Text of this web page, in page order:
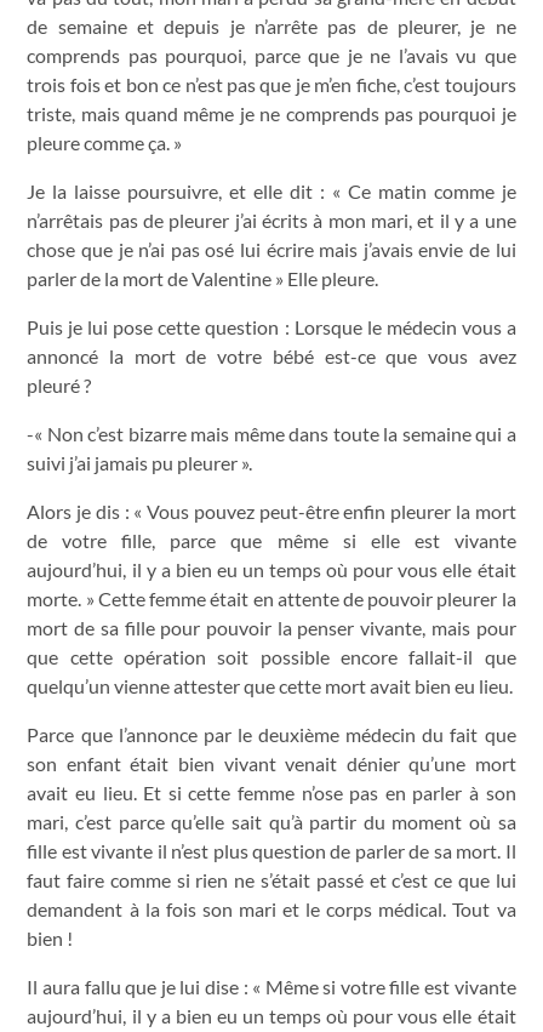
de semaine et depuis je n’arrête pas de pleurer, je ne
comprends pas pourquoi, parce que je ne l’avais vu que
trois fois et bon ce n’est pas que je m’en fiche, c’est toujours
triste, mais quand même je ne comprends pas pourquoi je
pleure comme ça. »
Je la laisse poursuivre, et elle dit : « Ce matin comme je
n’arrêtais pas de pleurer j’ai écrits à mon mari, et il y a une
chose que je n’ai pas osé lui écrire mais j’avais envie de lui
parler de la mort de Valentine » Elle pleure.
Puis je lui pose cette question : Lorsque le médecin vous a
annoncé la mort de votre bébé est-ce que vous avez
pleuré ?
-« Non c’est bizarre mais même dans toute la semaine qui a
suivi j’ai jamais pu pleurer ».
Alors je dis : « Vous pouvez peut-être enfin pleurer la mort
de votre fille, parce que même si elle est vivante
aujourd’hui, il y a bien eu un temps où pour vous elle était
morte. » Cette femme était en attente de pouvoir pleurer la
mort de sa fille pour pouvoir la penser vivante, mais pour
que cette opération soit possible encore fallait-il que
quelqu’un vienne attester que cette mort avait bien eu lieu.
Parce que l’annonce par le deuxième médecin du fait que
son enfant était bien vivant venait dénier qu’une mort
avait eu lieu. Et si cette femme n’ose pas en parler à son
mari, c’est parce qu’elle sait qu’à partir du moment où sa
fille est vivante il n’est plus question de parler de sa mort. Il
faut faire comme si rien ne s’était passé et c’est ce que lui
demandent à la fois son mari et le corps médical. Tout va
bien !
Il aura fallu que je lui dise : « Même si votre fille est vivante
aujourd’hui, il y a bien eu un temps où pour vous elle était